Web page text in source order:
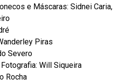
e Máscaras: Sidnei Caria,
Piras
Severo
Will Siqueira
Rocha